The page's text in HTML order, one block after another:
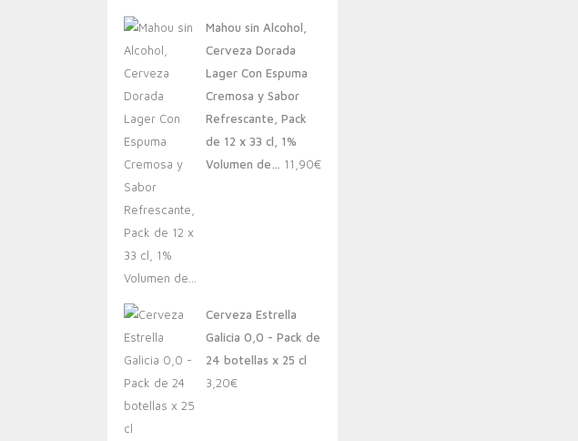
Mahou sin Alcohol,
Cerveza Dorada
Lager Con Espuma
Cremosa y Sabor
Refrescante, Pack
de 12 x 33 cl, 1%
Volumen de… 11,90€
Cerveza Estrella
Galicia 0,0 - Pack de
24 botellas x 25 cl
3,20€